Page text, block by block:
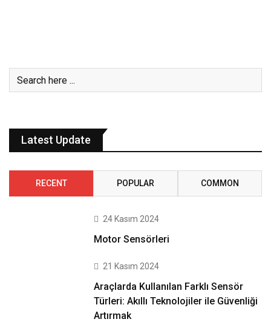
Latest Update
RECENT POPULAR COMMON
24 Kasım 2024
Motor Sensörleri
21 Kasım 2024
Araçlarda Kullanılan Farklı Sensör
Türleri: Akıllı Teknolojiler ile Güvenliği
Artırmak